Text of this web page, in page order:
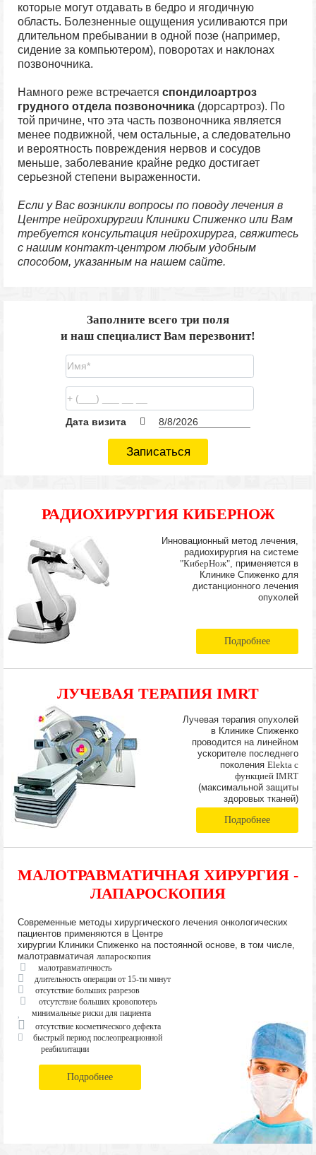
которые могут отдавать в бедро и ягодичную
область. Болезненные ощущения усиливаются при
длительном пребывании в одной позе (например,
сидение за компьютером), поворотах и наклонах
позвоночника.
Намного реже встречается спондилоартроз
грудного отдела позвоночника (дорсартроз). По
той причине, что эта часть позвоночника является
менее подвижной, чем остальные, а следовательно
и вероятность повреждения нервов и сосудов
меньше, заболевание крайне редко достигает
серьезной степени выраженности.
Если у Вас возникли вопросы по поводу лечения в
Центре нейрохирургии Клиники Спиженко или Вам
требуется консультация нейрохирурга, свяжитесь
с нашим контакт-центром любым удобным
способом, указанным на нашем сайте.
Заполните всего три поля
и наш специалист Вам перезвонит!
Дата визита
Записаться
РАДИОХИРУРГИЯ КИБЕРНОЖ
Инновационный метод лечения,
радиохирургия на системе
"КиберНож", применяется в
Клинике Спиженко для
дистанционного лечения
опухолей
Подробнее
ЛУЧЕВАЯ ТЕРАПИЯ IMRT
Лучевая терапия опухолей
в Клинике Спиженко
проводится на линейном
ускорителе последнего
поколения Elekta с
функцией IMRT
(максимальной защиты
здоровых тканей)
Подробнее
МАЛОТРАВМАТИЧНАЯ ХИРУРГИЯ -
ЛАПАРОСКОПИЯ
Современные методы хирургического лечения онкологических
пациентов применяются в Центре
хирургии Клиники Спиженко на постоянной основе, в том числе,
малотравматичая лапароскопия
малотравматичность
длительность операции от 15-ти минут
отсутствие больших разрезов
отсутствие больших кровопотерь
минимальные риски для пациента
отсутствие косметического дефекта
быстрый период послеопреационной
реабилитации
Подробнее